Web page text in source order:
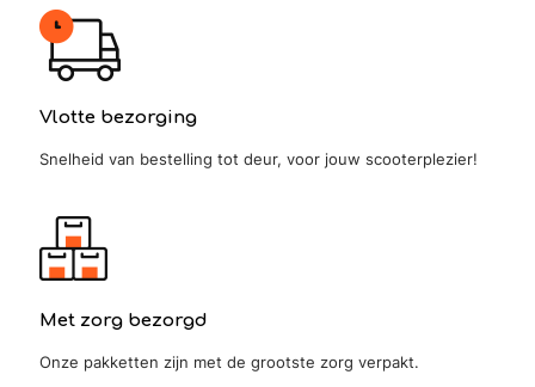
Vlotte bezorging
Snelheid van bestelling tot deur, voor jouw scooterplezier!
Met zorg bezorgd
Onze pakketten zijn met de grootste zorg verpakt.